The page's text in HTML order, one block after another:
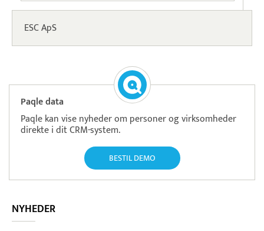
ESC ApS
Paqle data
Paqle kan vise nyheder om personer og virksomheder
direkte i dit CRM-system.
BESTIL DEMO
NYHEDER